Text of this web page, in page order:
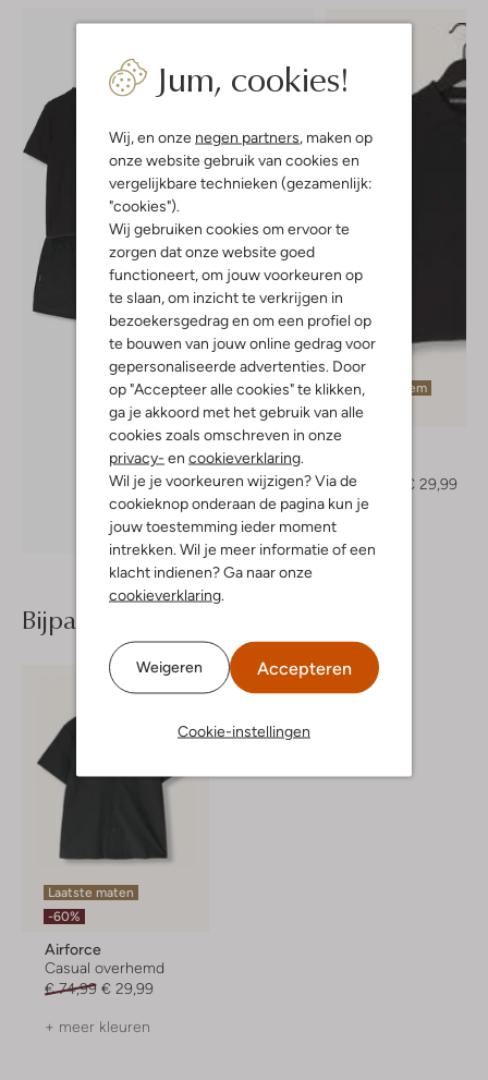
Jum, cookies!
Wij, en onze negen partners , maken op
onze website gebruik van cookies en
vergelijkbare technieken (gezamenlijk:
"cookies").
Wij gebruiken cookies om ervoor te
zorgen dat onze website goed
functioneert, om jouw voorkeuren op
te slaan, om inzicht te verkrijgen in
bezoekersgedrag en om een profiel op
te bouwen van jouw online gedrag voor
gepersonaliseerde advertenties. Door
op "Accepteer alle cookies" te klikken,
ga je akkoord met het gebruik van alle
cookies zoals omschreven in onze
privacy- en cookieverklaring
Wil je je voorkeuren wijzigen? Via de
cookieknop onderaan de pagina kun je
jouw toestemming ieder moment
intrekken. Wil je meer informatie of een
klacht indienen? Ga naar onze
cookieverklaring
Weigeren Accepteren
Cookie-instellingen
Ontdek de look
Laatste item
-60%
€ 74,99
€ 29,99
Bijpassende producten
Laatste maten
-60%
Airforce
Casual overhemd
€ 74,99 € 29,99
+ meer kleuren